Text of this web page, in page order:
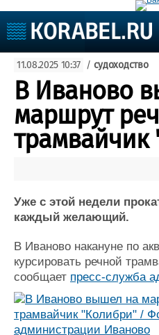
Судоходство
Судоремонт
События
Порты
Рыболовство
ВМФ
Образование
Судостроение
Пульс
Новости
Репутация
Работа
Крюинг
Журнал
Доска
11.08.2025 10:37 / судоходство
В Иваново
маршрут
Уже с этой недели
каждый желающий.
В Иваново накануне по
курсировать речной
сообщает пресс-служба